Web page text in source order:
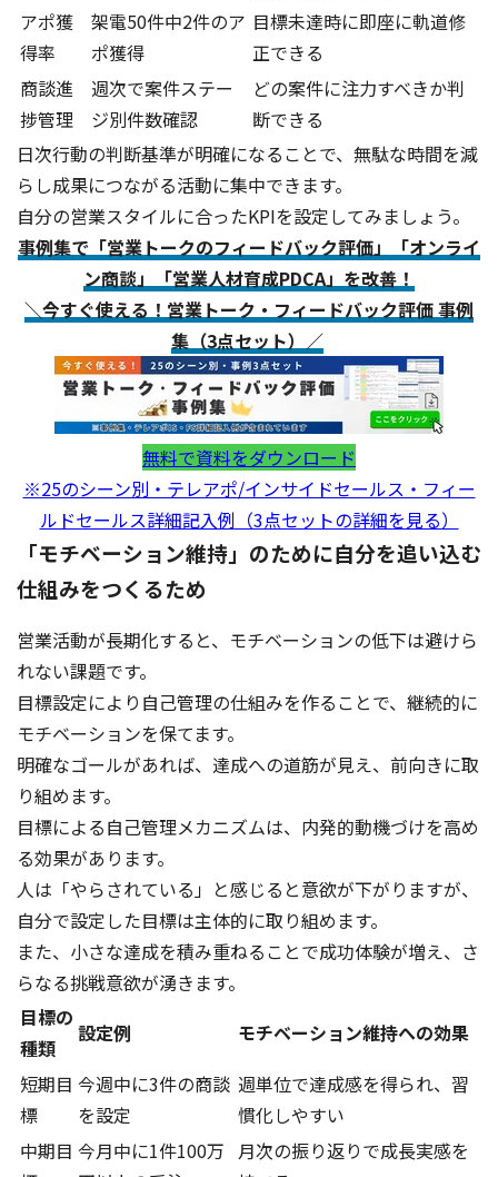
アポ獲
得率
架電50件中2件のア
ポ獲得
目標未達時に即座に軌道修
正できる
商談進
捗管理
週次で案件ステー
ジ別件数確認
どの案件に注力すべきか判
断できる
日次行動の判断基準が明確になることで、無駄な時間を減
らし成果につながる活動に集中できます。
自分の営業スタイルに合ったKPIを設定してみましょう。
事例集で「営業トークのフィードバック評価」「オンライ
ン商談」「営業人材育成PDCA」を改善！
＼今すぐ使える！営業トーク・フィードバック評価 事例
集（3点セット）／
無料で資料をダウンロード
※25のシーン別・テレアポ/インサイドセールス・フィー
ルドセールス詳細記入例（3点セットの詳細を見る）
「モチベーション維持」のために自分を追い込む
仕組みをつくるため
営業活動が長期化すると、モチベーションの低下は避けら
れない課題です。
目標設定により自己管理の仕組みを作ることで、継続的に
モチベーションを保てます。
明確なゴールがあれば、達成への道筋が見え、前向きに取
り組めます。
目標による自己管理メカニズムは、内発的動機づけを高め
る効果があります。
人は「やらされている」と感じると意欲が下がりますが、
自分で設定した目標は主体的に取り組めます。
また、小さな達成を積み重ねることで成功体験が増え、さ
らなる挑戦意欲が湧きます。
目標の
種類
設定例
モチベーション維持への効果
短期目
標
今週中に3件の商談
を設定
週単位で達成感を得られ、習
慣化しやすい
中期目 今月中に1件100万 月次の振り返りで成長実感を